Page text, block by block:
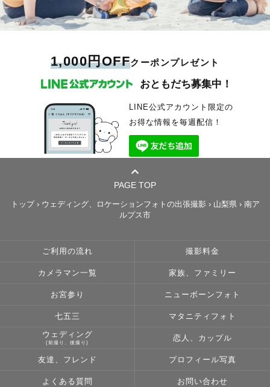
1,000円OFFクーポンプレゼント
おともだち募集中！
LINE公式アカウント限定の
お得な情報を毎週配信！
PAGE TOP
トップ› ウェディング、ロケーションフォトの出張撮影 › 山梨県› 南ア
ルプス市
ご利用の流れ 撮影料金
カメラマン一覧 家族、ファミリー
お宮参り ニューボーンフォト
七五三 マタニティフォト
ウェディング
(前撮り、後撮り)
恋人、カップル
友達、フレンド プロフィール写真
よくある質問 お問い合わせ